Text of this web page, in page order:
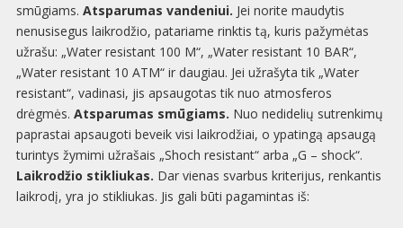
smūgiams. Atsparumas vandeniui. Jei norite maudytis
nenusisegus laikrodžio, patariame rinktis tą, kuris pažymėtas
užrašu: „Water resistant 100 M“, „Water resistant 10 BAR“,
„Water resistant 10 ATM“ ir daugiau. Jei užrašyta tik „Water
resistant“, vadinasi, jis apsaugotas tik nuo atmosferos
drėgmės. Atsparumas smūgiams. Nuo nedidelių sutrenkimų
paprastai apsaugoti beveik visi laikrodžiai, o ypatingą apsaugą
turintys žymimi užrašais „Shoch resistant“ arba „G – shock“.
Laikrodžio stikliukas. Dar vienas svarbus kriterijus, renkantis
laikrodį, yra jo stikliukas. Jis gali būti pagamintas iš: